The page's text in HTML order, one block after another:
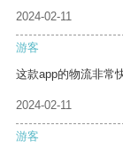
2024-02-11
游客
这款app的物流非常
2024-02-11
游客